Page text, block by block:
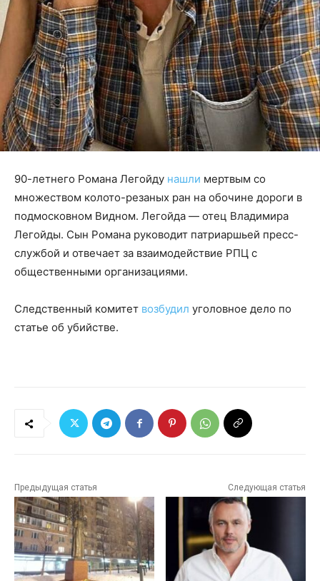
90-летнего Романа Легойду нашли мертвым со
множеством колото-резаных ран на обочине дороги в
подмосковном Видном. Легойда — отец Владимира
Легойды. Сын Романа руководит патриаршьей пресс-
службой и отвечает за взаимодействие РПЦ с
общественными организациями.
Следственный комитет возбудил уголовное дело по
статье об убийстве.
Предыдущая статья Следующая статья